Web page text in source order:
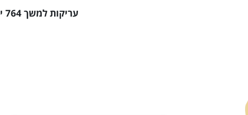
עריקות למשך 764 ימים הסתיימה בקנס כספי בלבד, ללא מעצר, עם פטור מצה"ל